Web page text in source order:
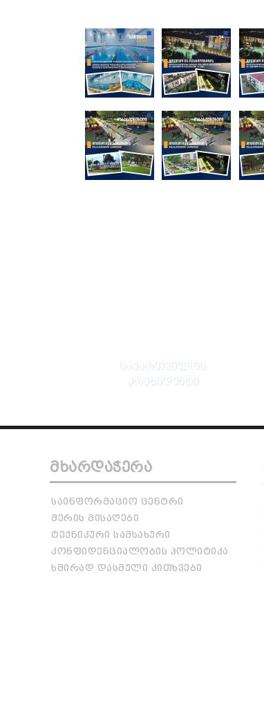
ᲡᲐᲥᲐᲠᲗᲕᲔᲚᲝᲡ
ᲞᲠᲔᲖᲘᲓᲔᲜᲢᲘ
ᲛᲮᲐᲠᲓᲐᲭᲔᲠᲐ
ᲡᲐᲘᲜᲤᲝᲠᲛᲐᲪᲘᲝ ᲪᲔᲜᲢᲠᲘ
ᲛᲔᲠᲘᲡ ᲛᲘᲡᲐᲦᲔᲑᲘ
ᲢᲔᲥᲜᲘᲙᲣᲠᲘ ᲡᲐᲛᲡᲐᲮᲣᲠᲘ
ᲙᲝᲜᲤᲘᲓᲔᲜᲪᲘᲐᲚᲝᲑᲘᲡ ᲞᲝᲚᲘᲢᲘᲙᲐ
ᲮᲨᲘᲠᲐᲓ ᲓᲐᲡᲛᲣᲚᲘ ᲙᲘᲗᲮᲕᲔᲑᲘ